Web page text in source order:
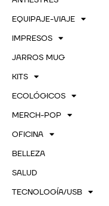
EQUIPAJE-VIAJE
IMPRESOS
JARROS MUG
KITS
ECOLÓGICOS
MERCH-POP
OFICINA
BELLEZA
SALUD
TECNOLOGÍA/USB